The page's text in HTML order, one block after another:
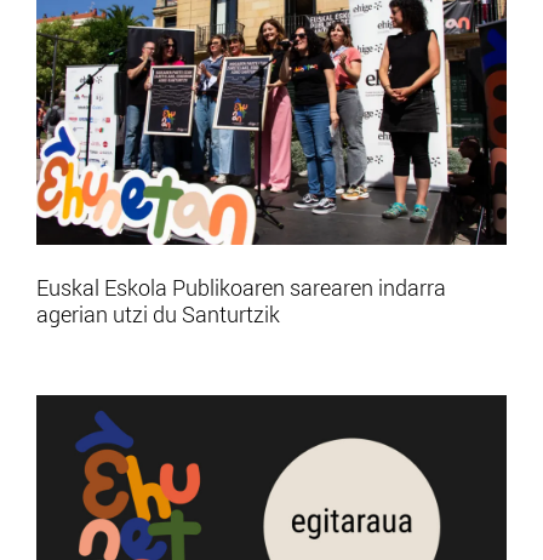
Euskal Eskola Publikoaren sarearen indarra
agerian utzi du Santurtzik